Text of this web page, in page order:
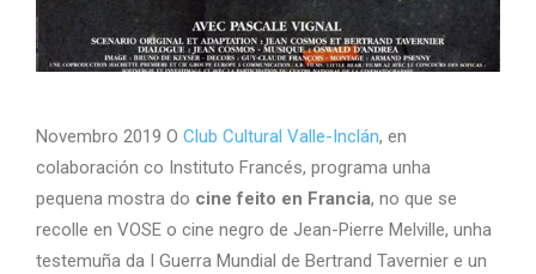
Novembro 2019 O Club Cultural Valle-Inclán, en
colaboración co Instituto Francés, programa unha
pequena mostra do cine feito en Francia, no que se
recolle en VOSE o cine negro de Jean-Pierre Melville, unha
testemuña da I Guerra Mundial de Bertrand Tavernier e un